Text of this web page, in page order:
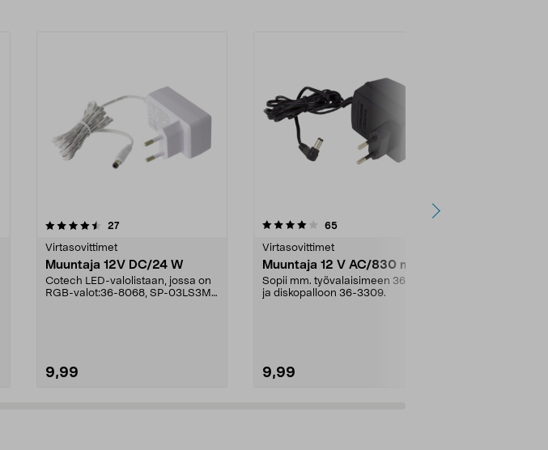
27arvostelut
Virtasovittimet
Muuntaja 12V DC/24 W
Cotech LED-valolistaan, jossa on
RGB-valot:36-8068, SP-03LS3M-
9,99
4.0 viidestä
65arvostelut
Virtasovittimet
Muuntaja 12 V AC/830 mA
Sopii mm. työvalaisimeen 36-2421
ja diskopalloon 36-3309.
9,99
4.5 viidestä